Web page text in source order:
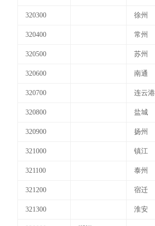
320300 徐州
320400 常州
320500 苏州
320600 南通
320700 连云港
320800 盐城
320900 扬州
321000 镇江
321100 泰州
321200 宿迁
321300 淮安